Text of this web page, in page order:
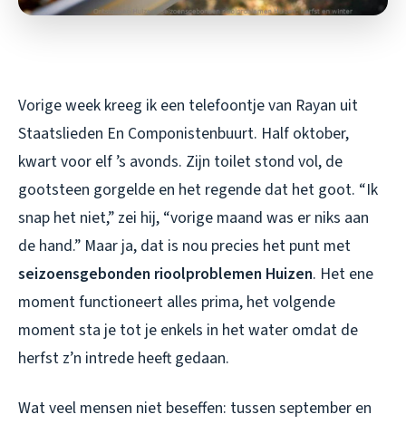
Vorige week kreeg ik een telefoontje van Rayan uit
Staatslieden En Componistenbuurt. Half oktober,
kwart voor elf ’s avonds. Zijn toilet stond vol, de
gootsteen gorgelde en het regende dat het goot. “Ik
snap het niet,” zei hij, “vorige maand was er niks aan
de hand.” Maar ja, dat is nou precies het punt met
seizoensgebonden rioolproblemen Huizen. Het ene
moment functioneert alles prima, het volgende
moment sta je tot je enkels in het water omdat de
herfst z’n intrede heeft gedaan.
Wat veel mensen niet beseffen: tussen september en